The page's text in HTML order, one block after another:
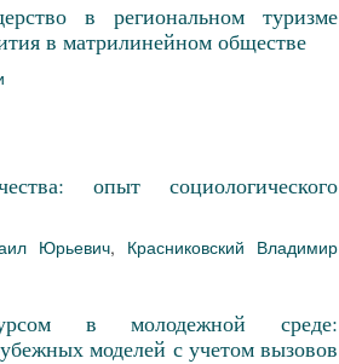
в региональном туризме
в матрилинейном обществе
опыт социологического
Юрьевич, Красниковский Владимир
в молодежной среде:
моделей с учетом вызовов